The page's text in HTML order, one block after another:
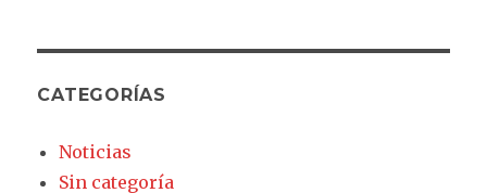
CATEGORÍAS
Noticias
Sin categoría